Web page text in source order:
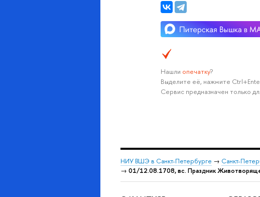
Нашли опечатку?
Выделите её, нажмите
Сервис предназначен только
НИУ ВШЭ в Санкт-Петербурге → Санкт-
→ 01/12.08.1708, вс. Праздник